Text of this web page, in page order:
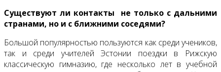
Существуют ли контакты не только с дальними
странами, но и с ближними соседями?
Большой популярностью пользуются как среди учеников,
так и среди учителей Эстонии поездки в Рижскую
классическую гимназию, где несколько лет в учебной